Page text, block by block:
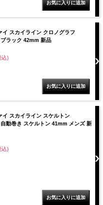
イ スカイライン クロノグラフ
ラック 42mm 新品
込)
イ スカイライン スケルトン
動巻き スケルトン 41mm メンズ 新
込)